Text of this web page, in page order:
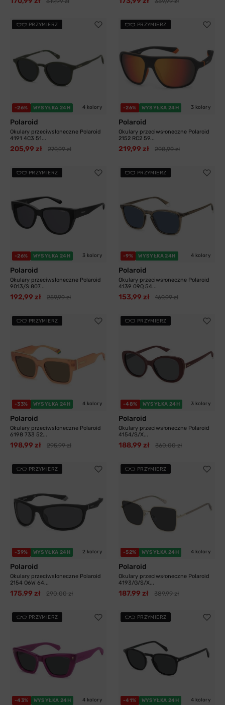
PRZYMIERZ
-26% WYSYŁKA 24H 4 kolory
Polaroid
Okulary przeciwsłoneczne Polaroid
4191 4C3 51...
205,99 zł 279,99 zł
PRZYMIERZ
-26% WYSYŁKA 24H 3 kolory
Polaroid
Okulary przeciwsłoneczne Polaroid
2152 RC2 59...
219,99 zł 298,99 zł
PRZYMIERZ
-26% WYSYŁKA 24H 3 kolory
Polaroid
Okulary przeciwsłoneczne Polaroid
9013/S 807...
192,99 zł 259,99 zł
PRZYMIERZ
-9% WYSYŁKA 24H 4 kolory
Polaroid
Okulary przeciwsłoneczne Polaroid
4139 09Q 54...
153,99 zł 169,99 zł
PRZYMIERZ
-33% WYSYŁKA 24H 4 kolory
Polaroid
Okulary przeciwsłoneczne Polaroid
6198 733 52...
198,99 zł 295,99 zł
PRZYMIERZ
-48% WYSYŁKA 24H 3 kolory
Polaroid
Okulary przeciwsłoneczne Polaroid
4154/S/X...
188,99 zł 360,00 zł
PRZYMIERZ
-39% WYSYŁKA 24H 2 kolory
Polaroid
Okulary przeciwsłoneczne Polaroid
2154 O6W 64...
175,99 zł 290,00 zł
PRZYMIERZ
-52% WYSYŁKA 24H 4 kolory
Polaroid
Okulary przeciwsłoneczne Polaroid
4193/G/S/X...
187,99 zł 389,99 zł
PRZYMIERZ
-43% WYSYŁKA 24H 4 kolory
PRZYMIERZ
-41% WYSYŁKA 24H 4 kolory